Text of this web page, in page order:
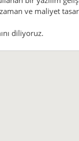
zaman ve maliyet
diliyoruz.